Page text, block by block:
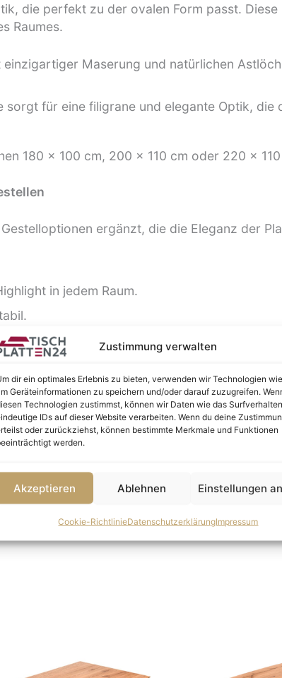
Zustimmung verwalten
dir ein optimales Erlebnis zu bieten, verwenden wir Technologien
Geräteinformationen zu speichern und/oder darauf zuzugreifen.
Technologien zustimmst, können wir Daten wie das
IDs auf dieser Website verarbeiten. Wenn du deine
oder zurückziehst, können bestimmte Merkmale und Funktionen
werden.
Akzeptieren Ablehnen Einstellungen
Cookie-RichtlinieDatenschutzerklärungImpressum
die perfekt zu der ovalen Form passt.
Raumes.
Maserung und natürlichen
sorgt für eine filigrane und elegante Optik, die
180 x 100 cm, 200 x 110 cm oder 220 x
ergänzt, die die Eleganz der
in jedem Raum.
Wildeichenholzes hervor und schützt die
Die Schweizerkante verleiht der
durch Qualität, Design und Funktionalität